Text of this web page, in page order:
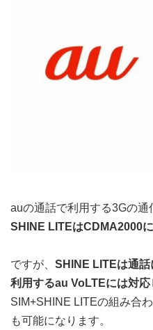
auの通話で利用する3Gの通
SHINE LITEはCDMA2000
ですが、 SHINE LITEは通
利用するau VoLTEには対応
SIM+SHINE LITEの組み合
も可能になります。